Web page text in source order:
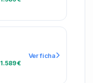
1.589 €
Ver ficha